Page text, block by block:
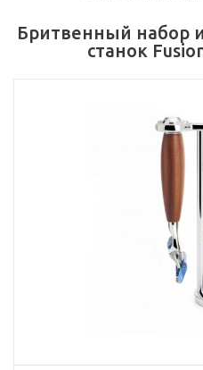
Бритвенный набор
станок